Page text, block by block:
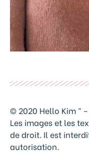
© 2020 Hello Kim ™
Les images et les
de droit. Il est
autorisation.